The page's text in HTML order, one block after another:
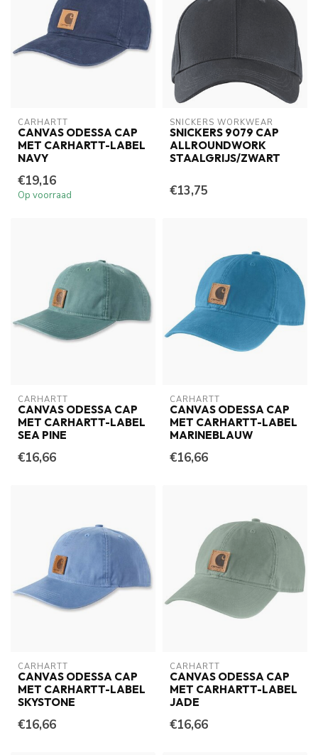
CARHARTT
CANVAS ODESSA CAP
MET CARHARTT-LABEL
NAVY
€19,16
Op voorraad
SNICKERS WORKWEAR
SNICKERS 9079 CAP
ALLROUNDWORK
STAALGRIJS/ZWART
€13,75
CARHARTT
CANVAS ODESSA CAP
MET CARHARTT-LABEL
SEA PINE
€16,66
CARHARTT
CANVAS ODESSA CAP
MET CARHARTT-LABEL
MARINEBLAUW
€16,66
CARHARTT
CANVAS ODESSA CAP
MET CARHARTT-LABEL
SKYSTONE
€16,66
CARHARTT
CANVAS ODESSA CAP
MET CARHARTT-LABEL
JADE
€16,66